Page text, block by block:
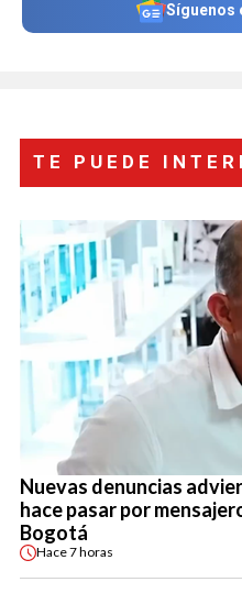
Síguenos
TE PUEDE
Nuevas denuncias
hace pasar por
Bogotá
Hace7 horas